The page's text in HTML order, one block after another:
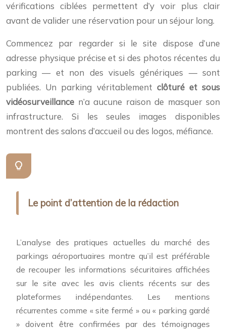
vérifications ciblées permettent d’y voir plus clair
avant de valider une réservation pour un séjour long.
Commencez par regarder si le site dispose d’une
adresse physique précise et si des photos récentes du
parking — et non des visuels génériques — sont
publiées. Un parking véritablement clôturé et sous
vidéosurveillance n’a aucune raison de masquer son
infrastructure. Si les seules images disponibles
montrent des salons d’accueil ou des logos, méfiance.
Le point d’attention de la rédaction
L’analyse des pratiques actuelles du marché des
parkings aéroportuaires montre qu’il est préférable
de recouper les informations sécuritaires affichées
sur le site avec les avis clients récents sur des
plateformes indépendantes. Les mentions
récurrentes comme « site fermé » ou « parking gardé
» doivent être confirmées par des témoignages